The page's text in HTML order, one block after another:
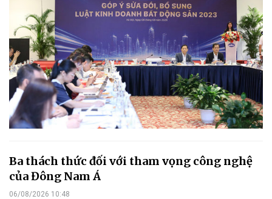
Ba thách thức đối với tham vọng công nghệ
của Đông Nam Á
06/08/2026 10:48